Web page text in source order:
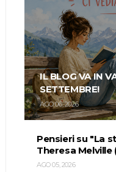
IL BLOG VA IN
SETTEMBRE!
AGO 06, 2026
Pensieri su "La
Theresa
AGO 05, 2026